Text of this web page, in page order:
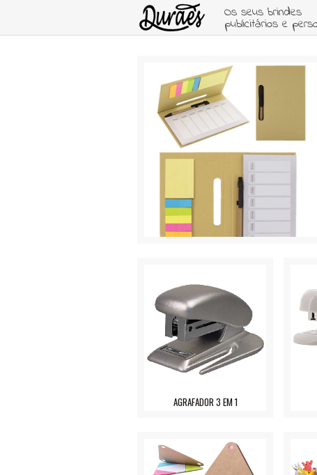
Os seus brindes
publicitários e
AGRAFADOR 3 EM 1